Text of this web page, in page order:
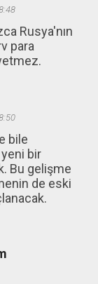
Rusya'nın
para
bile
yeni bir
Bu gelişme
de eski